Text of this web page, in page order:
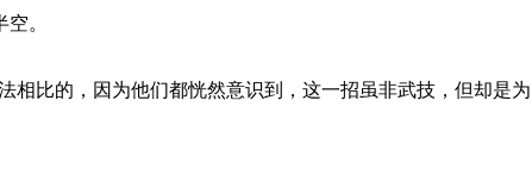
。
的，因为他们都恍然意识到，这一招虽非武技，但却是为